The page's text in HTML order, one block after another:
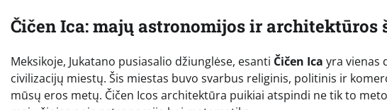
Čičen Ica: majų astronomijos ir architektūros
Meksikoje, Jukatano pusiasalio džiunglėse, esanti Čičen Ica yra vienas
civilizacijų miestų. Šis miestas buvo svarbus religinis, politinis ir
mūsų eros metų. Čičen Icos architektūra puikiai atspindi ne tik to